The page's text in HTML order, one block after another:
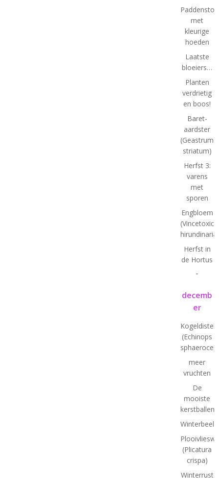
met
kleurige
hoeden
Laatste
bloeiers…
Planten
verdrietig
en boos!
Baret-
aardster
(Geastrum
striatum)
Herfst 3:
varens
met
sporen
Engbloem
hirundinaria)
Herfst in
de Hortus
-
decemb
er
Kogeldistel
(Echinops
meer
vruchten
De
mooiste
kerstballen
(Plicatura
crispa)
Winterrust